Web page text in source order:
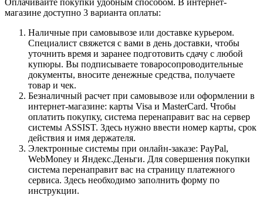
магазине доступно 3 варианта оплаты:
Наличные при самовывозе или доставке курьером.
Специалист свяжется с вами в день доставки, чтобы
уточнить время и заранее подготовить сдачу с любой
купюры. Вы подписываете товаросопроводительные
документы, вносите денежные средства, получаете
товар и чек.
Безналичный расчет при самовывозе или оформлении в
интернет-магазине: карты Visa и MasterCard. Чтобы
оплатить покупку, система перенаправит вас на сервер
системы ASSIST. Здесь нужно ввести номер карты, срок
действия и имя держателя.
Электронные системы при онлайн-заказе: PayPal,
WebMoney и Яндекс.Деньги. Для совершения покупки
система перенаправит вас на страницу платежного
сервиса. Здесь необходимо заполнить форму по
инструкции.